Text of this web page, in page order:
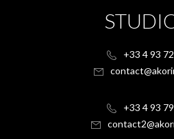
+33 4 93
+33 4 93